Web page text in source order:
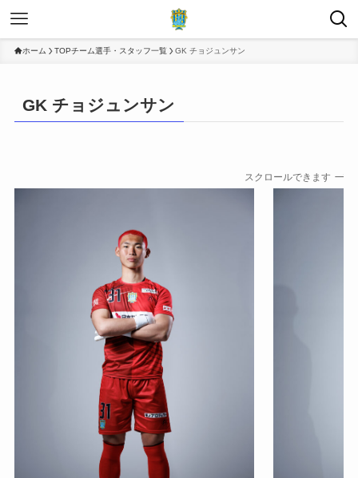
ホーム TOPチーム選手・スタッフ一覧 GK チョジュンサン
GK チョジュンサン
スクロールできます